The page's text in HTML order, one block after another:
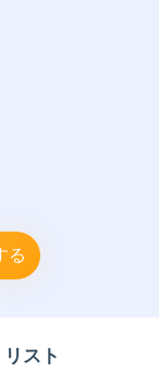
る
スト